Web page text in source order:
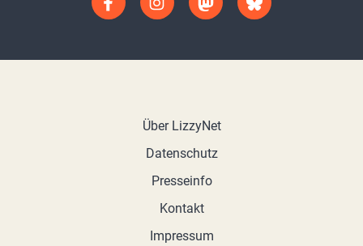
Über LizzyNet
Datenschutz
Presseinfo
Kontakt
Impressum